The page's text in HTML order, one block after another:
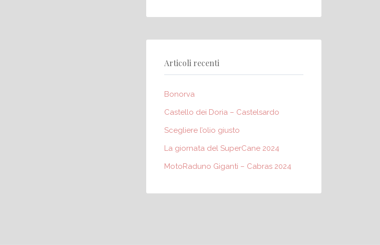
Articoli recenti
Bonorva
Castello dei Doria – Castelsardo
Scegliere l’olio giusto
La giornata del SuperCane 2024
MotoRaduno Giganti – Cabras 2024